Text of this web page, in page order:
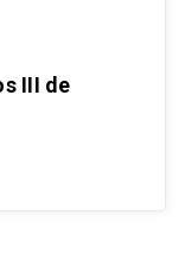
III de